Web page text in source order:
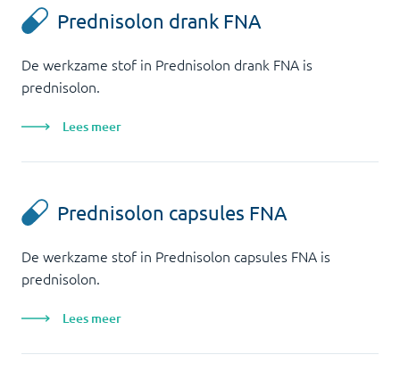
Prednisolon drank FNA
De werkzame stof in Prednisolon drank FNA is
prednisolon.
Lees meer
Prednisolon capsules FNA
De werkzame stof in Prednisolon capsules FNA is
prednisolon.
Lees meer